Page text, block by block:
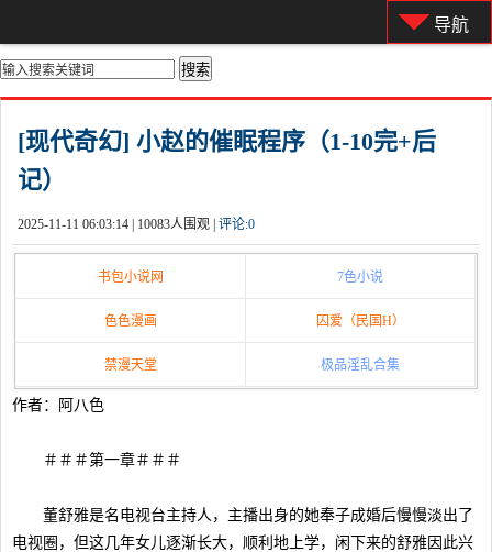
导航
你的位置： 首页>都市激情
[现代奇幻] 小赵的催眠程序（1-10完+后
记）
2025-11-11 06:03:14 | 10083人围观 | 评论:0
书包小说网 7色小说
色色漫画 囚爱（民国H）
禁漫天堂 极品淫乱合集
作者：阿八色
＃＃＃第一章＃＃＃
董舒雅是名电视台主持人，主播出身的她奉子成婚后慢慢淡出了
电视圈，但这几年女儿逐渐长大，顺利地上学，闲下来的舒雅因此兴